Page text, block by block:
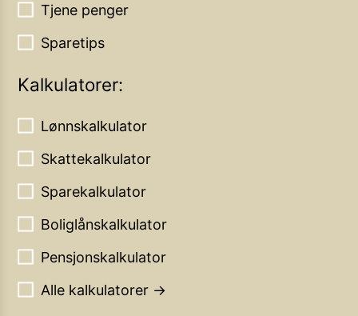
Tjene penger
Sparetips
Kalkulatorer:
Lønnskalkulator
Skattekalkulator
Sparekalkulator
Boliglånskalkulator
Pensjonskalkulator
Alle kalkulatorer →